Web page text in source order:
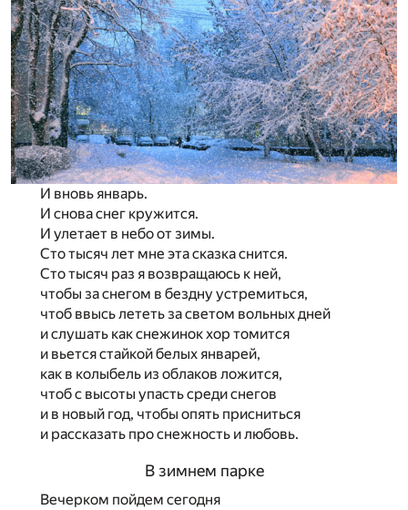
И вновь январь.
И снова снег кружится.
И улетает в небо от зимы.
Сто тысяч лет мне эта сказка снится.
Сто тысяч раз я возвращаюсь к ней,
чтобы за снегом в бездну устремиться,
чтоб ввысь лететь за светом вольных дней
и слушать как снежинок хор томится
и вьется стайкой белых январей,
как в колыбель из облаков ложится,
чтоб с высоты упасть среди снегов
и в новый год, чтобы опять присниться
и рассказать про снежность и любовь.
В зимнем парке
Вечерком пойдем сегодня